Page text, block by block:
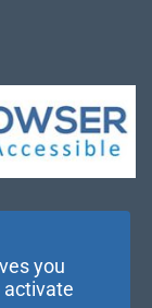
you
activate